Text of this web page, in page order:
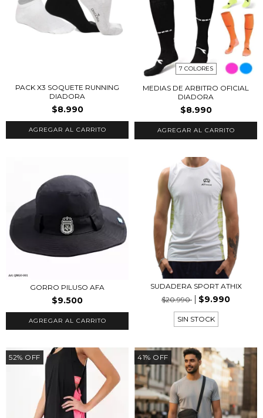
PACK X3 SOQUETE RUNNING
DIADORA
$8.990
7 COLORES
MEDIAS DE ARBITRO OFICIAL
DIADORA
$8.990
AGREGAR AL CARRITO
GORRO PILUSO AFA
$9.500
SUDADERA SPORT ATHIX
$20.990
$9.990
SIN STOCK
52% OFF 41% OFF